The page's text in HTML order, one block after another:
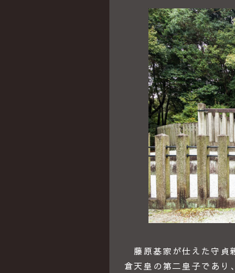
藤原基家が仕えた守貞
倉天皇の第二皇子であり